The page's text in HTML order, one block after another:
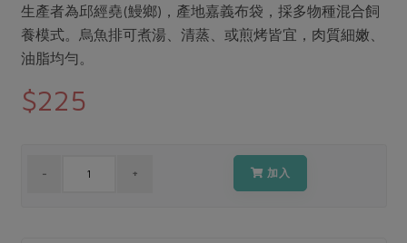
最新產品
優惠專區
養身食補
節慶大餐
高麗菜海鮮煎餅
把最好的台灣味帶回家！
典藏閱覽室
媒體報導
下載專區
地區活動
生產者為邱經堯(鰻鄉)，產地嘉義布袋，採多物種混合飼
養模式。烏魚排可煮湯、清蒸、或煎烤皆宜，肉質細嫩、
油脂均勻。
$225
加入